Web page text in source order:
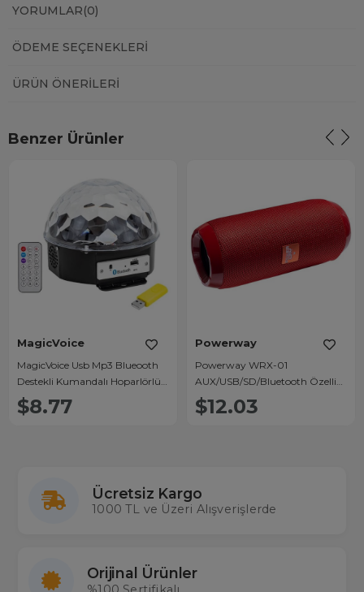
YORUMLAR(0)
ÖDEME SEÇENEKLERI
ÜRÜN ÖNERILERI
Benzer Ürünler
MagicVoice
MagicVoice Usb Mp3 Blueooth
Destekli Kumandalı Hoparlörlü
Yarım Dünya Sihirli Led Disko
Topu
$8.77
Powerway
Powerway WRX-01
AUX/USB/SD/Bluetooth Özellikli
Wıreless Taşınabilir Hoparlör -
Speaker
$12.03
Ücretsiz Kargo
1000 TL ve Üzeri Alışverişlerde
Orijinal Ürünler